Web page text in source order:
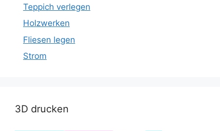
Teppich verlegen
Holzwerken
Fliesen legen
Strom
3D drucken